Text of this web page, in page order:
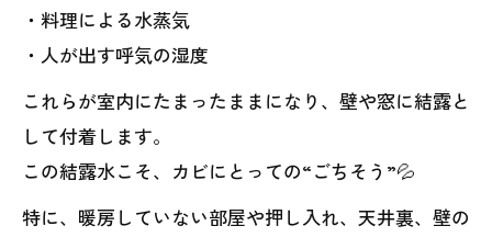
・料理による水蒸気
・人が出す呼気の湿度
これらが室内にたまったままになり、壁や窓に結露と
して付着します。
この結露水こそ、カビにとっての“ごちそう”💦
特に、暖房していない部屋や押し入れ、天井裏、壁の